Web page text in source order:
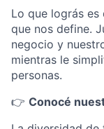
Lo que lográs es
que nos define.
negocio y
mientras le
personas.
👉 Conocé